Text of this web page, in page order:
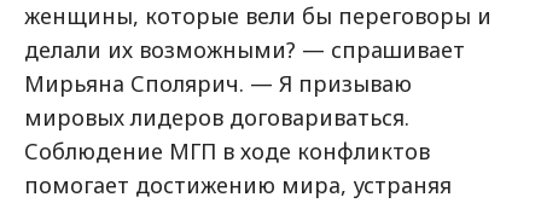
женщины, которые вели бы переговоры и
делали их возможными? — спрашивает
Мирьяна Сполярич. — Я призываю
мировых лидеров договариваться.
Соблюдение МГП в ходе конфликтов
помогает достижению мира, устраняя